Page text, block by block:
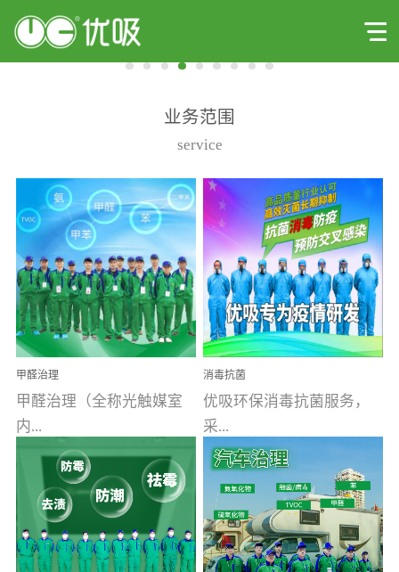
业务范围
service
甲醛治理
甲醛治理（全称光触媒室
内...
空气污染净化治理）工业
文明的进步，创造了多姿
多彩的家居产品和生活情
消毒抗菌
优吸环保消毒抗菌服务，
采...
用行业公认奥维牌消毒
液，具备杀死人体冠状病
毒的功效，杀菌率